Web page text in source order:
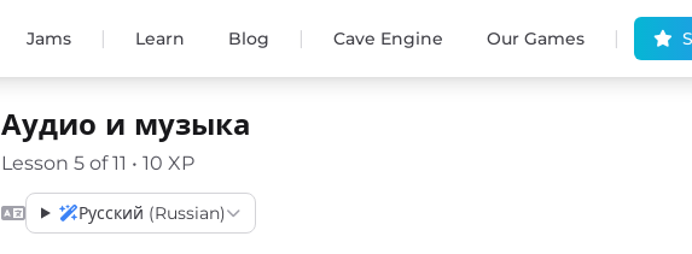
Jams | Learn Blog | Cave Engine Our Games |
Аудио и музыка
Lesson 5 of 11 • 10 XP
Русский (Russian)